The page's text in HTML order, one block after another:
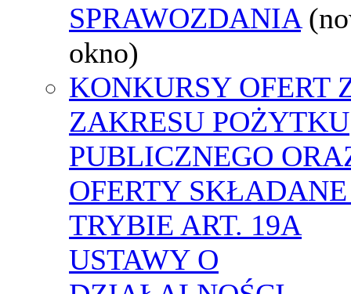
SPRAWOZDANIA
okno)
KONKURSY OFERT
ZAKRESU POŻYTKU
PUBLICZNEGO
OFERTY
TRYBIE ART. 19A
USTAWY O